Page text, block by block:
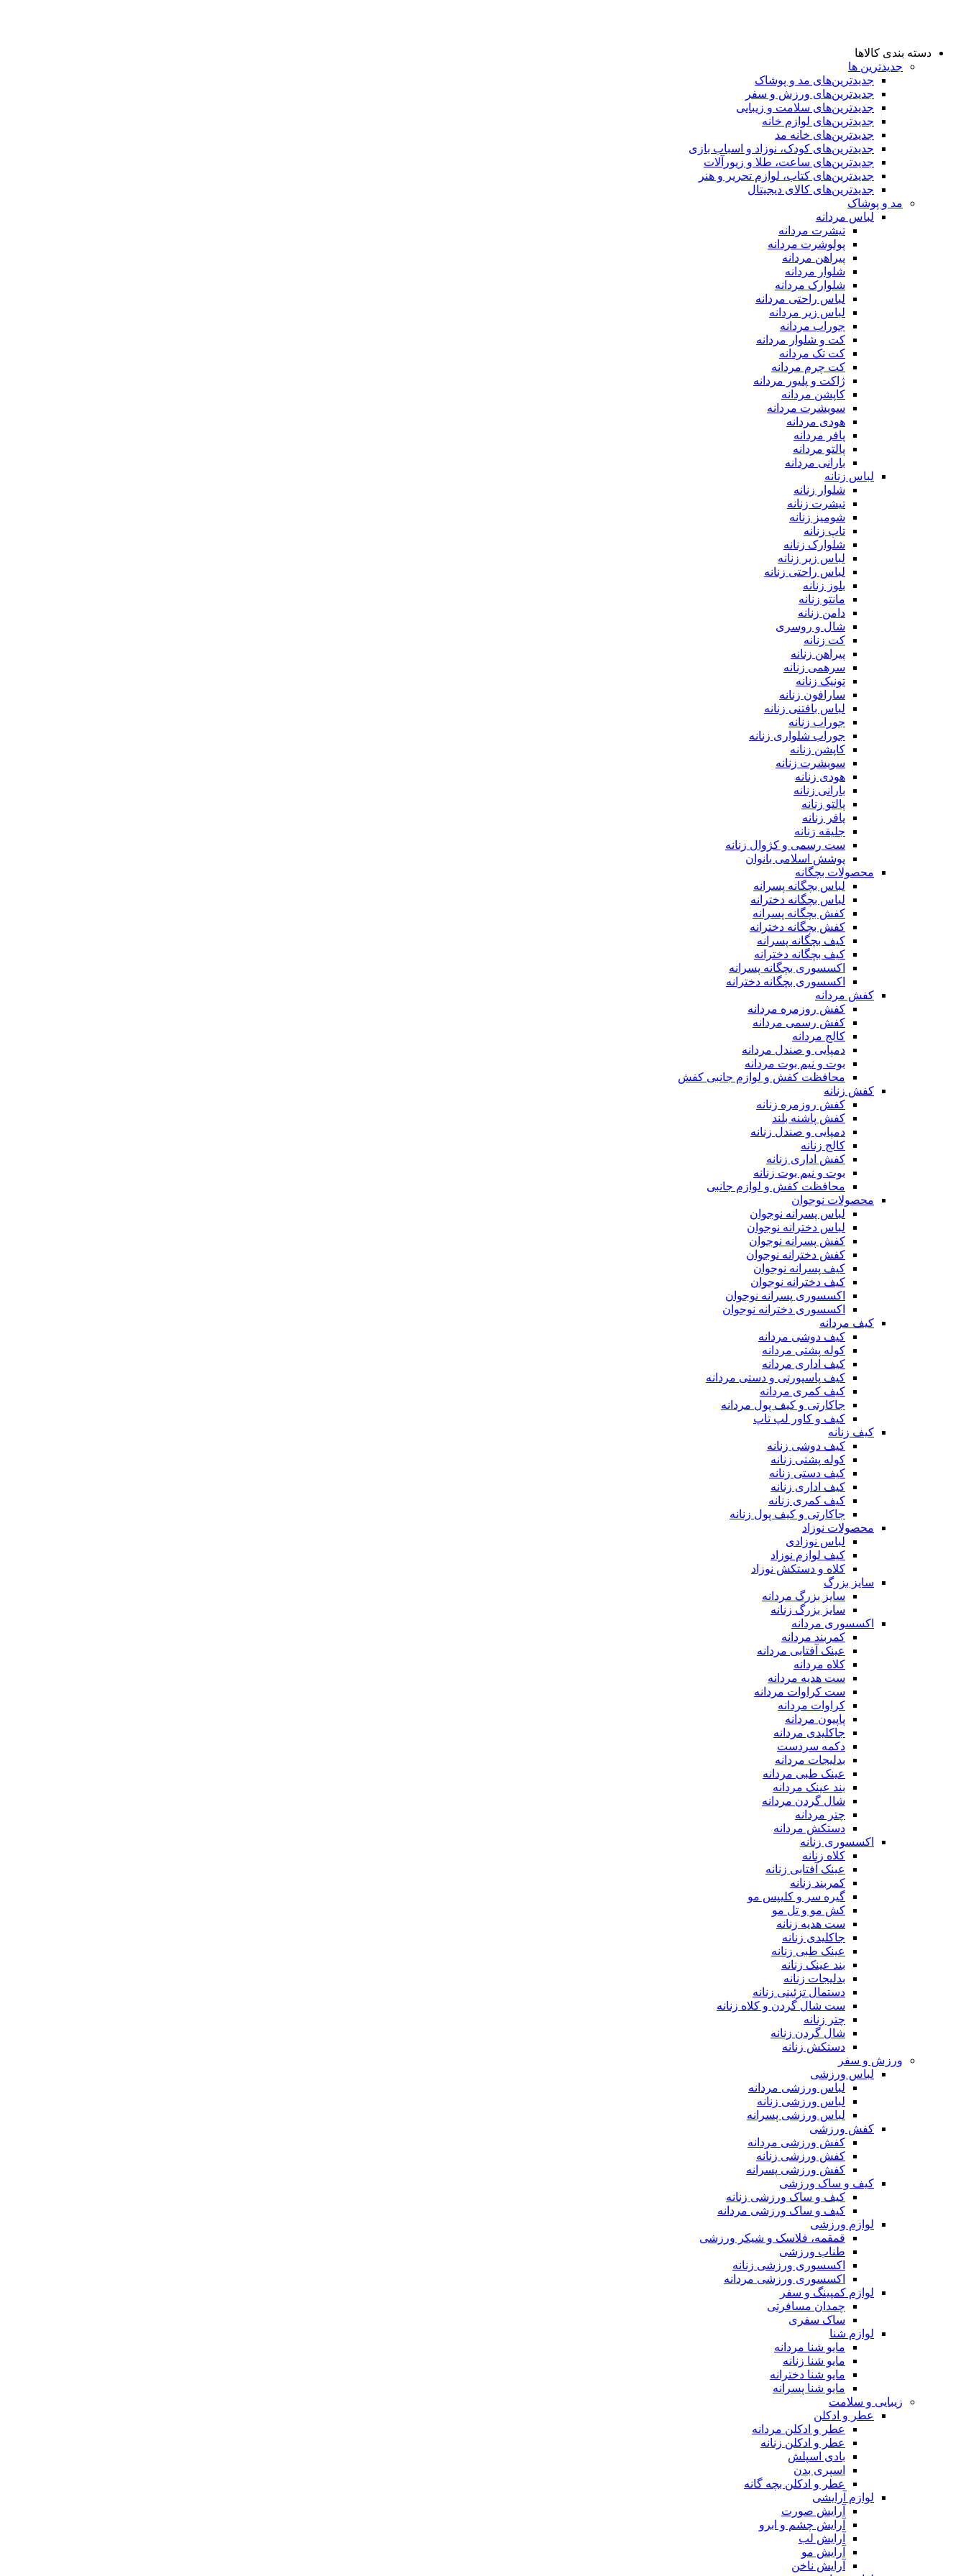
دسته بندی کالاها
جدیدترین ها
جدید‌ترین‌های مد و پوشاک
جدید‌ترین‌های ورزش و سفر
جدید‌ترین‌های سلامت و زیبایی
جدید‌ترین‌های لوازم خانه
جدیدترین‌های خانه مد
جدید‌ترین‌های کودک، نوزاد و اسباب بازی
جدید‌ترین‌های ساعت، طلا و زیورآلات
جدید‌ترین‌های کتاب، لوازم تحریر و هنر
جدید‌ترین‌های کالای دیجیتال
مد و پوشاک
لباس مردانه
تیشرت مردانه
پولوشرت مردانه
پیراهن مردانه
شلوار مردانه
شلوارک مردانه
لباس راحتی مردانه
لباس زیر مردانه
جوراب مردانه
کت و شلوار مردانه
کت تک مردانه
کت چرم مردانه
ژاکت و پلیور مردانه
کاپشن مردانه
سویشرت مردانه
هودی مردانه
پافر مردانه
پالتو مردانه
بارانی مردانه
لباس زنانه
شلوار زنانه
تیشرت زنانه
شومیز زنانه
تاپ زنانه
شلوارک زنانه
لباس زیر زنانه
لباس راحتی زنانه
بلوز زنانه
مانتو زنانه
دامن زنانه
شال و روسری
کت زنانه
پیراهن زنانه
سرهمی زنانه
تونیک زنانه
سارافون زنانه
لباس بافتنی زنانه
جوراب زنانه
جوراب شلواری زنانه
کاپشن زنانه
سویشرت زنانه
هودی زنانه
بارانی زنانه
پالتو زنانه
پافر زنانه
جلیقه زنانه
ست رسمی و کژوال زنانه
پوشش اسلامی بانوان
محصولات بچگانه
لباس بچگانه پسرانه
لباس بچگانه دخترانه
کفش بچگانه پسرانه
کفش بچگانه دخترانه
کیف بچگانه پسرانه
کیف بچگانه دخترانه
اکسسوری بچگانه پسرانه
اکسسوری بچگانه دخترانه
کفش مردانه
کفش روزمره مردانه
کفش رسمی مردانه
کالج مردانه
دمپایی و صندل مردانه
بوت و نیم بوت مردانه
محافظت کفش و لوازم جانبی کفش
کفش زنانه
کفش روزمره زنانه
کفش پاشنه بلند
دمپایی و صندل زنانه
کالج زنانه
کفش اداری زنانه
بوت و نیم بوت زنانه
محافظت کفش و لوازم جانبی
محصولات نوجوان
لباس پسرانه نوجوان
لباس دخترانه نوجوان
کفش پسرانه نوجوان
کفش دخترانه نوجوان
کیف پسرانه نوجوان
کیف دخترانه نوجوان
اکسسوری پسرانه نوجوان
اکسسوری دخترانه نوجوان
کیف مردانه
کیف دوشی مردانه
کوله پشتی مردانه
کیف اداری مردانه
کیف پاسپورتی و دستی مردانه
کیف کمری مردانه
جاکارتی و کیف پول مردانه
کیف و کاور لپ تاپ
کیف زنانه
کیف دوشی زنانه
کوله پشتی زنانه
کیف دستی زنانه
کیف اداری زنانه
کیف کمری زنانه
جاکارتی و کیف پول زنانه
محصولات نوزاد
لباس نوزادی
کیف لوازم نوزاد
کلاه و دستکش نوزاد
سایز بزرگ
سایز بزرگ مردانه
سایز بزرگ زنانه
اکسسوری مردانه
کمربند مردانه
عینک آفتابی مردانه
کلاه مردانه
ست هدیه مردانه
ست کراوات مردانه
کراوات مردانه
پاپیون مردانه
جاکلیدی مردانه
دکمه سردست
بدلیجات مردانه
عینک طبی مردانه
بند عینک مردانه
شال گردن مردانه
چتر مردانه
دستکش مردانه
اکسسوری زنانه
کلاه زنانه
عینک آفتابی زنانه
کمربند زنانه
گیره سر و کلیپس مو
کش مو و تل مو
ست هدیه زنانه
جاکلیدی زنانه
عینک طبی زنانه
بند عینک زنانه
بدلیجات زنانه
دستمال تزئینی زنانه
ست شال گردن و کلاه زنانه
چتر زنانه
شال گردن زنانه
دستکش زنانه
ورزش و سفر
لباس ورزشی
لباس ورزشی مردانه
لباس ورزشی زنانه
لباس ورزشی پسرانه
کفش ورزشی
کفش ورزشی مردانه
کفش ورزشی زنانه
کفش ورزشی پسرانه
کیف و ساک ورزشی
کیف و ساک ورزشی زنانه
کیف و ساک ورزشی مردانه
لوازم ورزشی
قمقمه، فلاسک و شیکر ورزشی
طناب ورزشی
اکسسوری ورزشی زنانه
اکسسوری ورزشی مردانه
لوازم کمپینگ و سفر
چمدان مسافرتی
ساک سفری
لوازم شنا
مایو شنا مردانه
مایو شنا زنانه
مایو شنا دخترانه
مایو شنا پسرانه
زیبایی و سلامت
عطر و ادکلن
عطر و ادکلن مردانه
عطر و ادکلن زنانه
بادی اسپلش
اسپری بدن
عطر و ادکلن بچه گانه
لوازم آرایشی
آرایش صورت
آرایش چشم و ابرو
آرایش لب
آرایش مو
آرایش ناخن